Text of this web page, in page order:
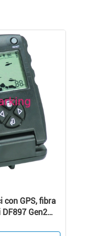
con GPS, fibra
Gen2